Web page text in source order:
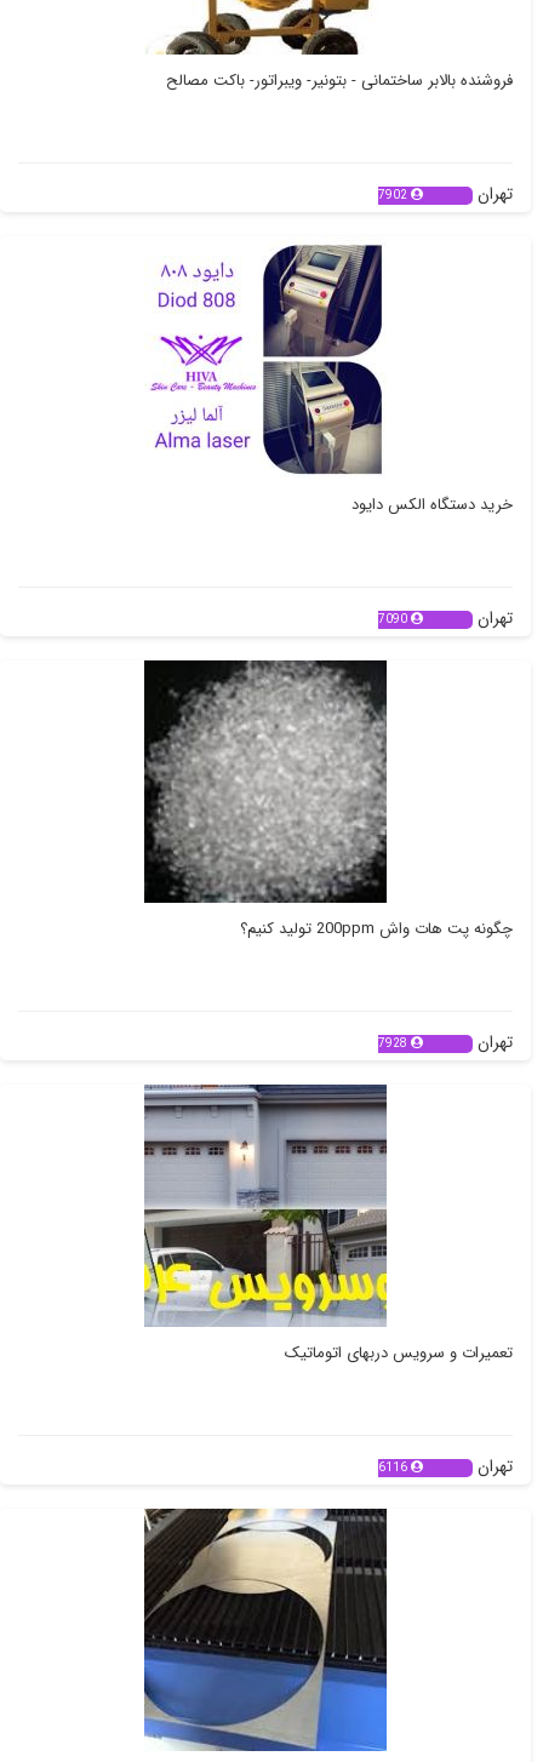
فروشنده بالابر ساختمانی - بتونیر- ویبراتور- باکت مصالح
تهران 7902
خرید دستگاه الکس دایود
تهران 7090
چگونه پت هات واش 200ppm تولید کنیم؟
تهران 7928
تعمیرات و سرویس دربهای اتوماتیک
تهران 6116